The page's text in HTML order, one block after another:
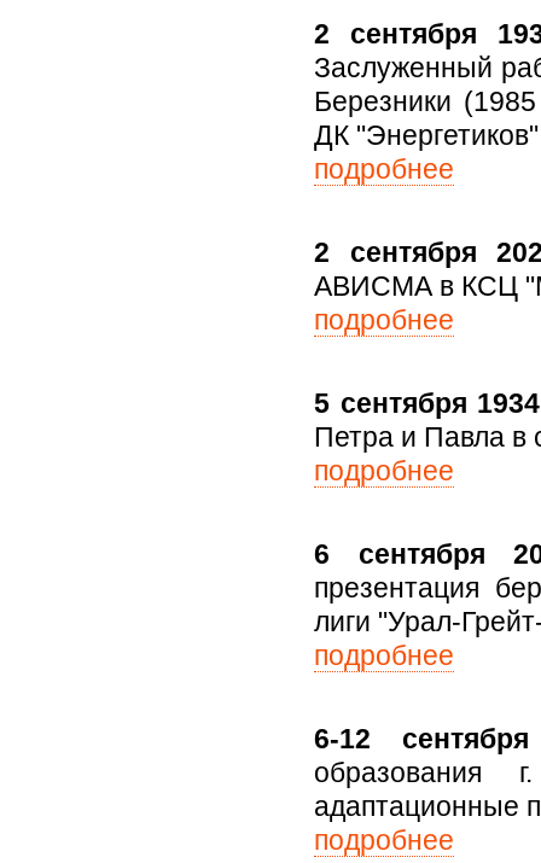
2 сентября
Заслуженный
Березники
ДК
подробнее
2 сентября
АВИСМА в КСЦ
подробнее
5 сентября
Петра и Павла в
подробнее
6 сентября
презентация
лиги "Урал-
подробнее
6-12
образования
адаптационные
подробнее